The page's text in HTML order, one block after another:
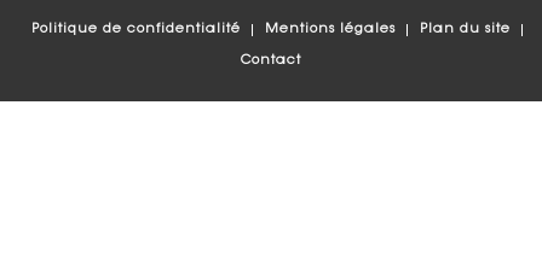
Politique de confidentialité Mentions légales Plan du site
Contact